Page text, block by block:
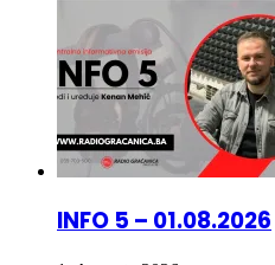
INFO 5 – 01.08.2026